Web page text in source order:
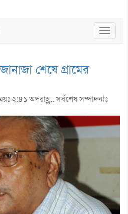
Toggle
শেষে গ্রামের
২:৪১ অপরাহ্ণ.. সর্বশেষ সম্পাদনাঃ